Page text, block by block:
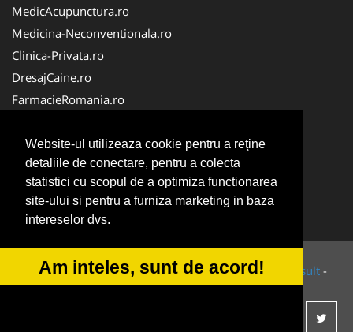
Website-ul utilizeaza cookie pentru a reţine
detaliile de conectare, pentru a colecta
statistici cu scopul de a optimiza functionarea
site-ului si pentru a furniza marketing in baza
intereselor dvs.
Am inteles, sunt de acord!
MedicAcupunctura.ro
Medicina-Neconventionala.ro
Clinica-Privata.ro
DresajCaine.ro
FarmacieRomania.ro
Birouri-Cadastru.ro
Cabinet-Individual.ro
Centru-Copiere.ro
InstalatiiSolare.com
© 2014-2026 Powered byVilonMedia&Tokaido Consult -